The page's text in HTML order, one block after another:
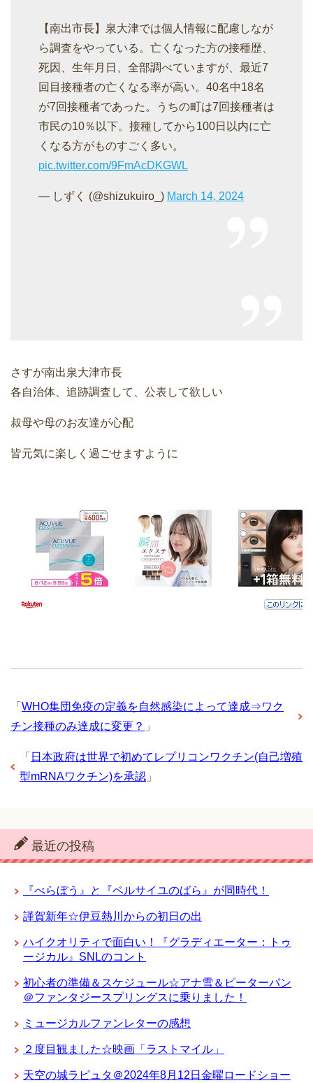
【南出市長】泉大津では個人情報に配慮しなが
ら調査をやっている。亡くなった方の接種歴、
死因、生年月日、全部調べていますが、最近7
回目接種者の亡くなる率が高い。40名中18名
が7回接種者であった。うちの町は7回接種者は
市民の10％以下。接種してから100日以内に亡
くなる方がものすごく多い。
pic.twitter.com/9FmAcDKGWL
— しずく (@shizukuiro_) March 14, 2024
さすが南出泉大津市長
各自治体、追跡調査して、公表して欲しい
叔母や母のお友達が心配
皆元気に楽しく過ごせますように
「 WHO集団免疫の定義を自然感染によって達成⇒ワク
チン接種のみ達成に変更？ 」
「 日本政府は世界で初めてレプリコンワクチン(自己増殖
型mRNAワクチン)を承認 」
最近の投稿
『べらぼう』と『ベルサイユのばら』が同時代！
謹賀新年☆伊豆熱川からの初日の出
ハイクオリティで面白い！『グラディエーター：トゥ
ージカル』SNLのコント
初心者の準備＆スケジュール☆アナ雪＆ピーターパン
＠ファンタジースプリングスに乗りました！
ミュージカルファンレターの感想
２度目観ました☆映画「ラストマイル」
天空の城ラピュタ＠2024年8月12日金曜ロードショー